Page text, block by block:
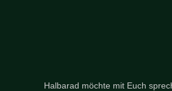
Halbarad möchte mit Euch